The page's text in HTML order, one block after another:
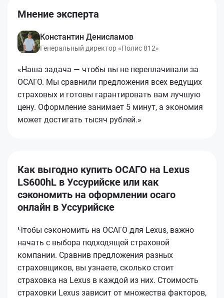
Мнение эксперта
Константин Денисламов
Генеральный директор «Полис 812»
«Наша задача — чтобы вы не переплачивали за
ОСАГО. Мы сравнили предложения всех ведущих
страховых и готовы гарантировать вам лучшую
цену. Оформление занимает 5 минут, а экономия
может достигать тысяч рублей.»
Как выгодно купить ОСАГО на Lexus
LS600hL в Уссурийске или как
сэкономить на оформлении осаго
онлайн в Уссурийске
Чтобы сэкономить на ОСАГО для Lexus, важно
начать с выбора подходящей страховой
компании. Сравнив предложения разных
страховщиков, вы узнаете, сколько стоит
страховка на Lexus в каждой из них. Стоимость
страховки Lexus зависит от множества факторов,